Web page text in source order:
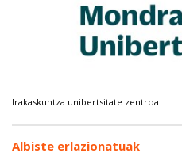
Irakaskuntza unibertsitate zentroa
Albiste erlazionatuak